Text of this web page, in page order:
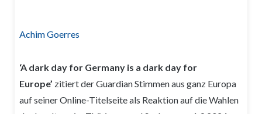
Achim Goerres
‘A dark day for Germany is a dark day for
Europe’ zitiert der Guardian Stimmen aus ganz Europa
auf seiner Online-Titelseite als Reaktion auf die Wahlen